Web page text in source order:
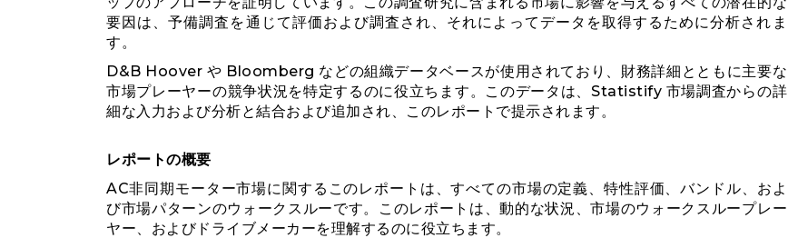
要因は、予備調査を通じて評価および調査され、それによってデータを取得するために分析されま
す。
D&B Hoover や Bloomberg などの組織データベースが使用されており、財務詳細とともに主要な
市場プレーヤーの競争状況を特定するのに役立ちます。このデータは、Statistify 市場調査からの詳
細な入力および分析と結合および追加され、このレポートで提示されます。
レポートの概要
AC非同期モーター市場に関するこのレポートは、すべての市場の定義、特性評価、バンドル、およ
び市場パターンのウォークスルーです。このレポートは、動的な状況、市場のウォークスループレー
ヤー、およびドライブメーカーを理解するのに役立ちます。